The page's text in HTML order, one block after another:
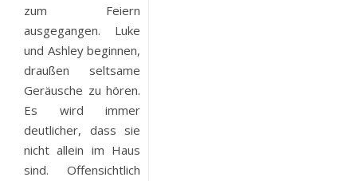
zum Feiern
ausgegangen. Luke
und Ashley beginnen,
draußen seltsame
Geräusche zu hören.
Es wird immer
deutlicher, dass sie
nicht allein im Haus
sind. Offensichtlich